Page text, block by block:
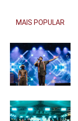
MAIS POPULAR